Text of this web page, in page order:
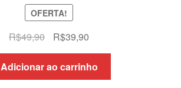
OFERTA!
R$49,90
O
preço
original
era:
R$39,90O
preço
atual
é:
Adicionar ao carrinho